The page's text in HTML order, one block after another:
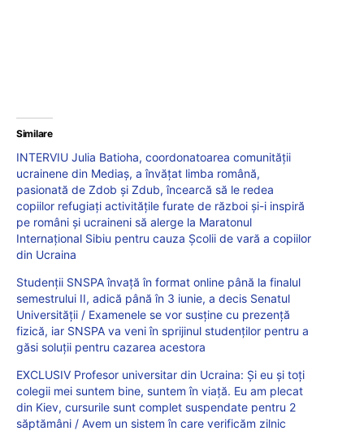
Similare
INTERVIU Julia Batioha, coordonatoarea comunității
ucrainene din Mediaș, a învățat limba română,
pasionată de Zdob și Zdub, încearcă să le redea
copiilor refugiați activitățile furate de război și-i inspiră
pe români și ucraineni să alerge la Maratonul
Internațional Sibiu pentru cauza Școlii de vară a copiilor
din Ucraina
Studenții SNSPA învață în format online până la finalul
semestrului II, adică până în 3 iunie, a decis Senatul
Universității / Examenele se vor susține cu prezență
fizică, iar SNSPA va veni în sprijinul studenților pentru a
găsi soluții pentru cazarea acestora
EXCLUSIV Profesor universitar din Ucraina: Și eu și toți
colegii mei suntem bine, suntem în viață. Eu am plecat
din Kiev, cursurile sunt complet suspendate pentru 2
săptămâni / Avem un sistem în care verificăm zilnic